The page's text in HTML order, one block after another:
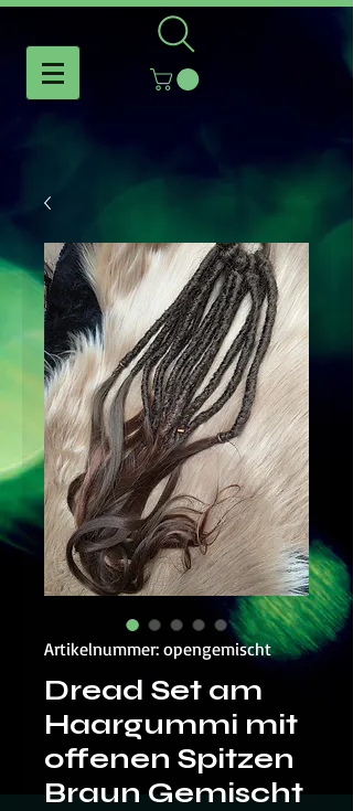
Artikelnummer: opengemischt
Dread Set am
Haargummi mit
offenen Spitzen
Braun Gemischt